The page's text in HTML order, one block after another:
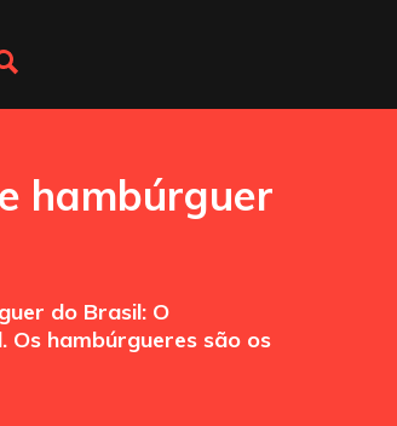
hambúrguer
do Brasil: O
hambúrgueres são os